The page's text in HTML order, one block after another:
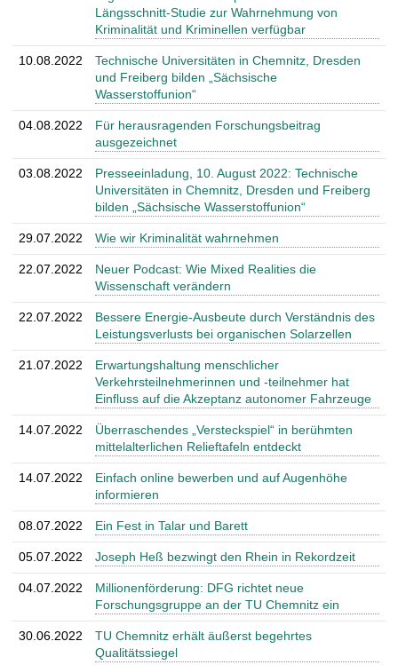
Längsschnitt-Studie zur Wahrnehmung von
Kriminalität und Kriminellen verfügbar
10.08.2022
Technische Universitäten in Chemnitz, Dresden
und Freiberg bilden „Sächsische
Wasserstoffunion“
04.08.2022
Für herausragenden Forschungsbeitrag
ausgezeichnet
03.08.2022
Presseeinladung, 10. August 2022: Technische
Universitäten in Chemnitz, Dresden und Freiberg
bilden „Sächsische Wasserstoffunion“
29.07.2022 Wie wir Kriminalität wahrnehmen
22.07.2022
Neuer Podcast: Wie Mixed Realities die
Wissenschaft verändern
22.07.2022
Bessere Energie-Ausbeute durch Verständnis des
Leistungsverlusts bei organischen Solarzellen
21.07.2022
Erwartungshaltung menschlicher
Verkehrsteilnehmerinnen und -teilnehmer hat
Einfluss auf die Akzeptanz autonomer Fahrzeuge
14.07.2022
Überraschendes „Versteckspiel“ in berühmten
mittelalterlichen Relieftafeln entdeckt
14.07.2022
Einfach online bewerben und auf Augenhöhe
informieren
08.07.2022 Ein Fest in Talar und Barett
05.07.2022 Joseph Heß bezwingt den Rhein in Rekordzeit
04.07.2022
Millionenförderung: DFG richtet neue
Forschungsgruppe an der TU Chemnitz ein
30.06.2022
TU Chemnitz erhält äußerst begehrtes
Qualitätssiegel